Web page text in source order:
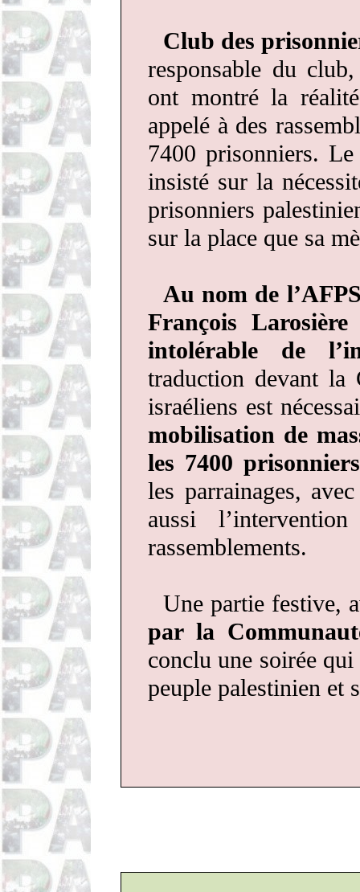
Club des
responsable du
ont montré la
appelé à des
7400 prisonniers.
insisté sur la
prisonniers
sur la place que sa
Au nom de
FrançoisLarosière
intolérable de
traduction devant la
israéliens est
mobilisation de
les 7400
les parrainages,
aussi
rassemblements.
Une partie festive,
par la
conclu une soirée
peuple palestinien et